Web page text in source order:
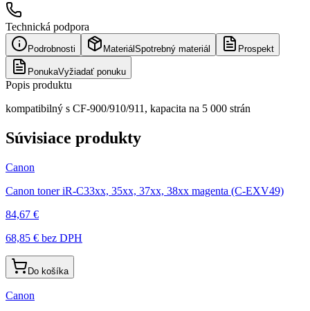
Technická podpora
Podrobnosti Materiál Spotrebný materiál Prospekt
PonukaVyžiadať ponuku
Popis produktu
kompatibilný s CF-900/910/911, kapacita na 5 000 strán
Súvisiace produkty
Canon
Canon toner iR-C33xx, 35xx, 37xx, 38xx magenta (C-EXV49)
84,67 €
68,85 € bez DPH
Do košíka
Canon